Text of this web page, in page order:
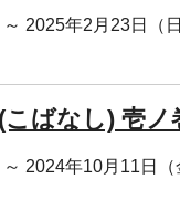
2025年2月23日（日
ばなし) 壱ノ
2024年10月11日（